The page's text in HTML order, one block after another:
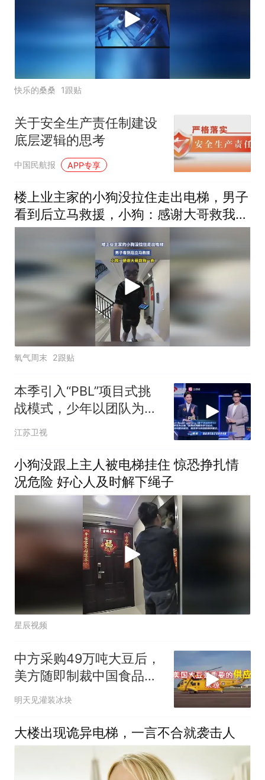
快乐的桑桑 1跟贴
关于安全生产责任制建设
底层逻辑的思考
中国民航报 APP专享
楼上业主家的小狗没拉住走出电梯，男子
看到后立马救援，小狗：感谢大哥救我一
命
氧气周末 2跟贴
本季引入“PBL”项目式挑
战模式，少年以团队为单
位，围绕真实课题，自主
任务
江苏卫视
小狗没跟上主人被电梯挂住 惊恐挣扎情
况危险 好心人及时解下绳子
星辰视频
中方采购49万吨大豆后，
美方随即制裁中国食品企
业
明天见灌装冰块
大楼出现诡异电梯，一言不合就袭击人